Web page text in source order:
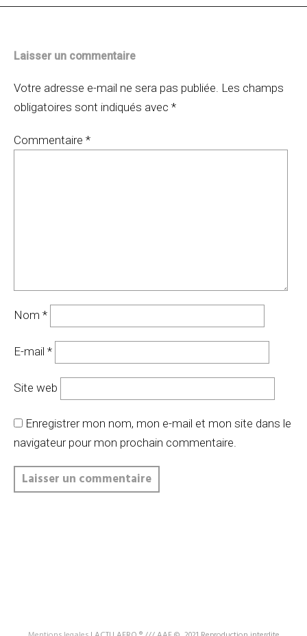
Laisser un commentaire
Votre adresse e-mail ne sera pas publiée. Les champs
obligatoires sont indiqués avec *
Commentaire *
Nom *
E-mail *
Site web
Enregistrer mon nom, mon e-mail et mon site dans le
navigateur pour mon prochain commentaire.